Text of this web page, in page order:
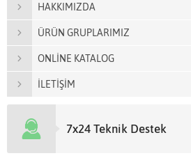
HAKKIMIZDA
ÜRÜN GRUPLARIMIZ
ONLİNE KATALOG
İLETİŞİM
7x24 Teknik Destek